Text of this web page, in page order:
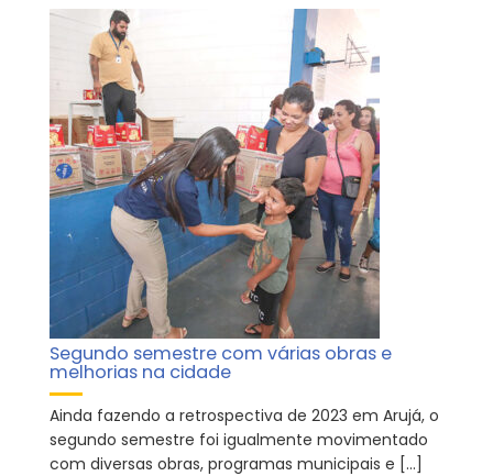
Segundo semestre com várias obras e
melhorias na cidade
Ainda fazendo a retrospectiva de 2023 em Arujá, o
segundo semestre foi igualmente movimentado
com diversas obras, programas municipais e […]